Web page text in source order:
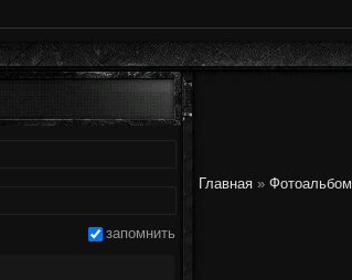
Главная » Фотоальбом
запомнить